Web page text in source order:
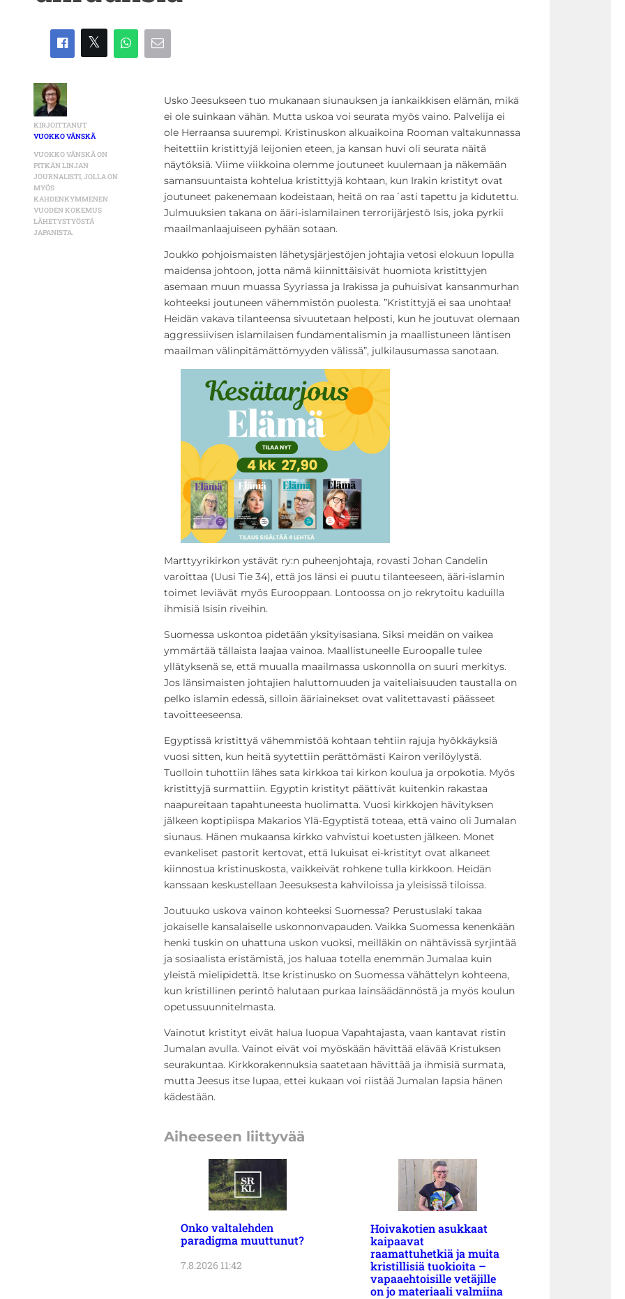
KIRJOITTANUT
VUOKKO VÄNSKÄ
VUOKKO VÄNSKÄ ON
PITKÄN LINJAN
JOURNALISTI, JOLLA ON
MYÖS
KAHDENKYMMENEN
VUODEN KOKEMUS
LÄHETYSTYÖSTÄ
JAPANISTA.
Usko Jeesukseen tuo mukanaan siunauksen ja iankaikkisen elämän, mikä
ei ole suinkaan vähän. Mutta uskoa voi seurata myös vaino. Palvelija ei
ole Herraansa suurempi. Kristinuskon alkuaikoina Rooman valtakunnassa
heitettiin kristittyjä leijonien eteen, ja kansan huvi oli seurata näitä
näytöksiä. Viime viikkoina olemme joutuneet kuulemaan ja näkemään
samansuuntaista kohtelua kristittyjä kohtaan, kun Irakin kristityt ovat
joutuneet pakenemaan kodeistaan, heitä on raa´asti tapettu ja kidutettu.
Julmuuksien takana on ääri-islamilainen terrorijärjestö Isis, joka pyrkii
maailmanlaajuiseen pyhään sotaan.
Joukko pohjoismaisten lähetysjärjestöjen johtajia vetosi elokuun lopulla
maidensa johtoon, jotta nämä kiinnittäisivät huomiota kristittyjen
asemaan muun muassa Syyriassa ja Irakissa ja puhuisivat kansanmurhan
kohteeksi joutuneen vähemmistön puolesta. ”Kristittyjä ei saa unohtaa!
Heidän vakava tilanteensa sivuutetaan helposti, kun he joutuvat olemaan
aggressiivisen islamilaisen fundamentalismin ja maallistuneen läntisen
maailman välinpitämättömyyden välissä”, julkilausumassa sanotaan.
Marttyyrikirkon ystävät ry:n puheenjohtaja, rovasti Johan Candelin
varoittaa (Uusi Tie 34), että jos länsi ei puutu tilanteeseen, ääri-islamin
toimet leviävät myös Eurooppaan. Lontoossa on jo rekrytoitu kaduilla
ihmisiä Isisin riveihin.
Suomessa uskontoa pidetään yksityisasiana. Siksi meidän on vaikea
ymmärtää tällaista laajaa vainoa. Maallistuneelle Euroopalle tulee
yllätyksenä se, että muualla maailmassa uskonnolla on suuri merkitys.
Jos länsimaisten johtajien haluttomuuden ja vaiteliaisuuden taustalla on
pelko islamin edessä, silloin ääriainekset ovat valitettavasti päässeet
tavoitteeseensa.
Egyptissä kristittyä vähemmistöä kohtaan tehtiin rajuja hyökkäyksiä
vuosi sitten, kun heitä syytettiin perättömästi Kairon verilöylystä.
Tuolloin tuhottiin lähes sata kirkkoa tai kirkon koulua ja orpokotia. Myös
kristittyjä surmattiin. Egyptin kristityt päättivät kuitenkin rakastaa
naapureitaan tapahtuneesta huolimatta. Vuosi kirkkojen hävityksen
jälkeen koptipiispa Makarios Ylä-Egyptistä toteaa, että vaino oli Jumalan
siunaus. Hänen mukaansa kirkko vahvistui koetusten jälkeen. Monet
evankeliset pastorit kertovat, että lukuisat ei-kristityt ovat alkaneet
kiinnostua kristinuskosta, vaikkeivät rohkene tulla kirkkoon. Heidän
kanssaan keskustellaan Jeesuksesta kahviloissa ja yleisissä tiloissa.
Joutuuko uskova vainon kohteeksi Suomessa? Perustuslaki takaa
jokaiselle kansalaiselle uskonnonvapauden. Vaikka Suomessa kenenkään
henki tuskin on uhattuna uskon vuoksi, meilläkin on nähtävissä syrjintää
ja sosiaalista eristämistä, jos haluaa totella enemmän Jumalaa kuin
yleistä mielipidettä. Itse kristinusko on Suomessa vähättelyn kohteena,
kun kristillinen perintö halutaan purkaa lainsäädännöstä ja myös koulun
opetussuunnitelmasta.
Vainotut kristityt eivät halua luopua Vapahtajasta, vaan kantavat ristin
Jumalan avulla. Vainot eivät voi myöskään hävittää elävää Kristuksen
seurakuntaa. Kirkkorakennuksia saatetaan hävittää ja ihmisiä surmata,
mutta Jeesus itse lupaa, ettei kukaan voi riistää Jumalan lapsia hänen
kädestään.
Aiheeseen liittyvää
Onko valtalehden
paradigma muuttunut?
7.8.2026 11:42
Hoivakotien asukkaat
kaipaavat
raamattuhetkiä ja muita
kristillisiä tuokioita –
vapaaehtoisille vetäjille
on jo materiaali valmiina